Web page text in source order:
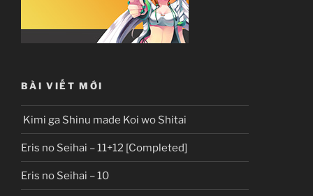
BÀI VIẾT MỚI
Kimi ga Shinu made Koi wo Shitai
Eris no Seihai – 11+12 [Completed]
Eris no Seihai – 10